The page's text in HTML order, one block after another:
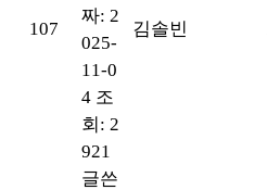
107
짜: 2
025-
11-0
4 조
회: 2
921
글쓴
김솔빈